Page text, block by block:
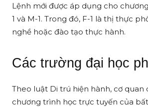
Lệnh mới được áp dụng cho
1 và M-1. Trong đó, F-1 là thị thực
nghề hoặc đào tạo thực hành.
Các trường đại học
Theo luật Di trú hiện hành, cơ quan
chương trình học trực tuyến của